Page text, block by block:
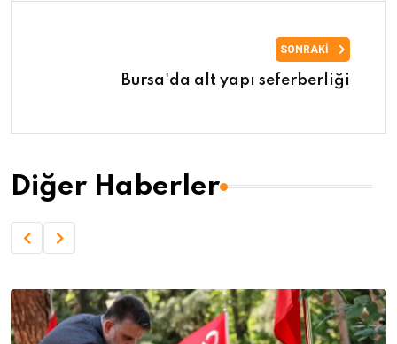
SONRAKI
Bursa'da alt yapı seferberliği
Diğer Haberler